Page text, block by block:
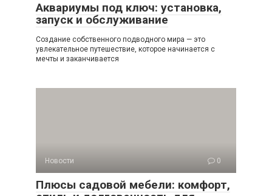
Аквариумы под ключ: установка,
запуск и обслуживание
Создание собственного подводного мира — это
увлекательное путешествие, которое начинается с
мечты и заканчивается
Новости 0
Плюсы садовой мебели: комфорт,